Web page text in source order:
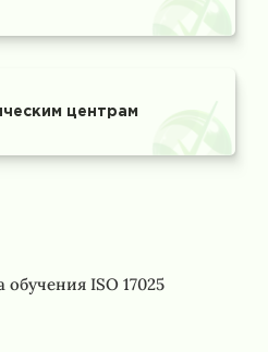
центрам
ISO 17025